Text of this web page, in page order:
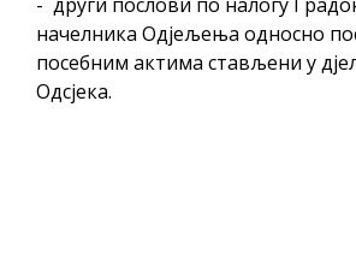
начелника Одјељења односно
посебним актима стављени у
Одсјека.